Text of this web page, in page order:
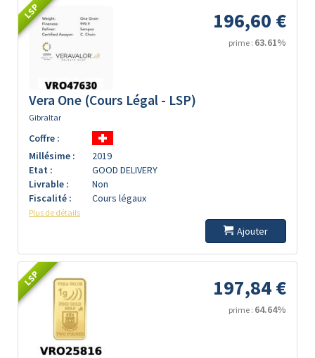
LSP 196,60 €
prime : 63.61%
Vera One (Cours Légal - LSP)
Gibraltar
Coffre :
Millésime :
2019
Etat :
GOOD DELIVERY
Livrable :
Non
Fiscalité :
Cours légaux
Plus de détails
Ajouter
LSP 197,84 €
prime : 64.64%